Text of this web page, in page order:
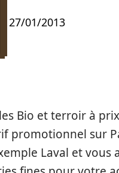
27/01/2013
Bio et terroir à
promotionnel sur
Laval et vous